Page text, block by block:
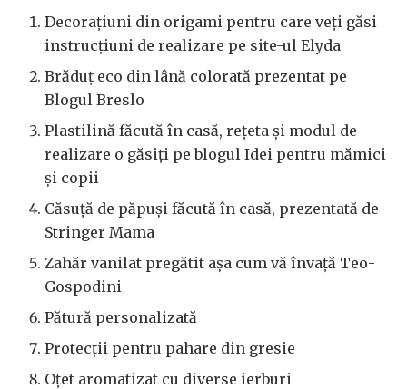
Decoraţiuni din origami pentru care veţi găsi
instrucţiuni de realizare pe site-ul Elyda
Brăduţ eco din lână colorată prezentat pe
Blogul Breslo
Plastilină făcută în casă, reţeta şi modul de
realizare o găsiţi pe blogul Idei pentru mămici
şi copii
Căsuţă de păpuşi făcută în casă, prezentată de
Stringer Mama
Zahăr vanilat pregătit aşa cum vă învaţă Teo-
Gospodini
Pătură personalizată
Protecţii pentru pahare din gresie
Oţet aromatizat cu diverse ierburi